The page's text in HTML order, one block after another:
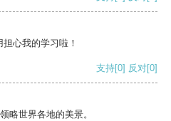
心我的学习啦！
支持[0] 反对[0]
略世界各地的美景。